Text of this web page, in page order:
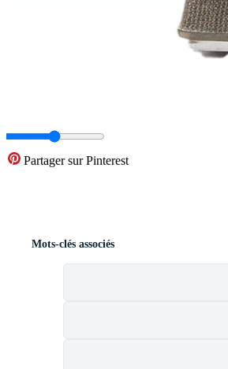
Partager sur Pinterest
Mots-clés associés